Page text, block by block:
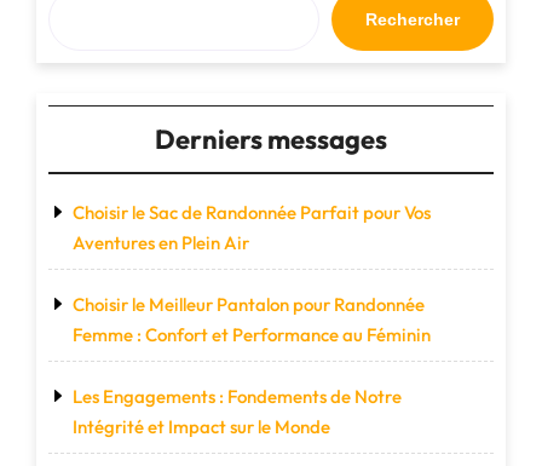
Grands
Sacs
Rechercher
Derniers messages
Choisir le Sac de Randonnée Parfait pour Vos
Aventures en Plein Air
Choisir le Meilleur Pantalon pour Randonnée
Femme : Confort et Performance au Féminin
Les Engagements : Fondements de Notre
Intégrité et Impact sur le Monde